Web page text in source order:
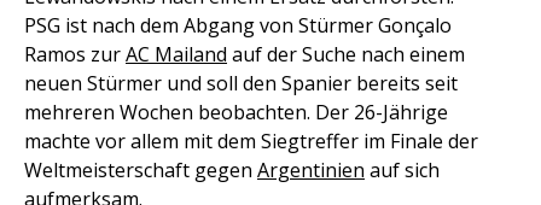
PSG ist nach dem Abgang von Stürmer Gonçalo
Ramos zurAC Mailand auf der Suche nach einem
neuen Stürmer und soll den Spanier bereits seit
mehreren Wochen beobachten. Der 26-Jährige
machte vor allem mit dem Siegtreffer im Finale der
Weltmeisterschaft gegen Argentinien auf sich
aufmerksam.